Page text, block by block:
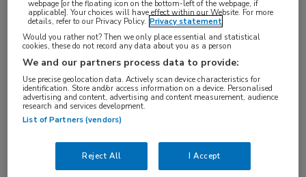
Volgens de huidige richtlijnen moet
gemetastaseerde maag- en slokdarmkanker
worden behandeld met een combinatie van drie
Maag-darm-leveroncologie
antracycline
fluoropyrimidine , maagkanker oxaliplatine
slokdarmkanker
webpage [or the floating icon on the bottom-left of the webpage, if
applicable]. Your choices will have effect within our Website. For more
details, refer to our Privacy Policy. Privacy statement
Would you rather not? Then we only place essential and statistical
cookies, these do not record any data about you as a person
We and our partners process data to provide:
Use precise geolocation data. Actively scan device characteristics for
identification. Store and/or access information on a device. Personalised
advertising and content, advertising and content measurement, audience
research and services development.
List of Partners (vendors)
Reject All I Accept